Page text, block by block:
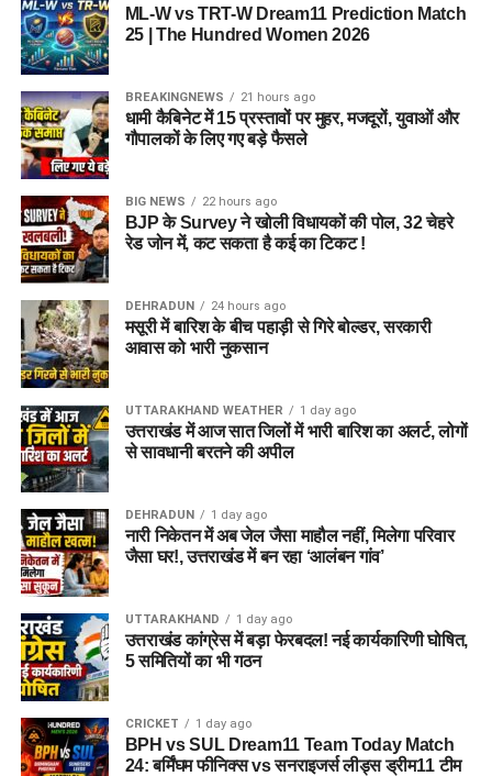
ML-W vs TRT-W Dream11 Prediction Match
25 | The Hundred Women 2026
BREAKINGNEWS 21 hours ago
धामी कैबिनेट में 15 प्रस्तावों पर मुहर, मजदूरों, युवाओं और
गौपालकों के लिए गए बड़े फैसले
BIG NEWS 22 hours ago
BJP के Survey ने खोली विधायकों की पोल, 32 चेहरे
रेड जोन में, कट सकता है कई का टिकट !
DEHRADUN 24 hours ago
मसूरी में बारिश के बीच पहाड़ी से गिरे बोल्डर, सरकारी
आवास को भारी नुकसान
UTTARAKHAND WEATHER 1 day ago
उत्तराखंड में आज सात जिलों में भारी बारिश का अलर्ट, लोगों
से सावधानी बरतने की अपील
DEHRADUN 1 day ago
नारी निकेतन में अब जेल जैसा माहौल नहीं, मिलेगा परिवार
जैसा घर!, उत्तराखंड में बन रहा ‘आलंबन गांव’
UTTARAKHAND 1 day ago
उत्तराखंड कांग्रेस में बड़ा फेरबदल! नई कार्यकारिणी घोषित,
5 समितियों का भी गठन
CRICKET 1 day ago
BPH vs SUL Dream11 Team Today Match
24: बर्मिंघम फीनिक्स vs सनराइजर्स लीड्स ड्रीम11 टीम